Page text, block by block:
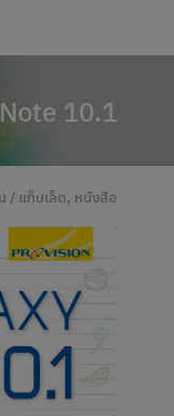
10.1
/ แท็บเล็ต, หนังสือ